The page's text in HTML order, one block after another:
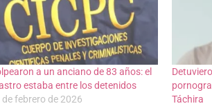
a un anciano de 83 años: el
estaba entre los detenidos
de febrero de 2026
Táchira